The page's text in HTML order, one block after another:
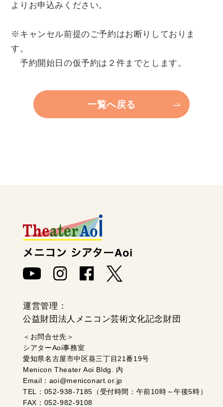
よりお申込みください。
※キャンセル前提のご予約はお断りしておりま
す。
予約開始日の仮予約は２件までとします。
一覧へ戻る
運営管理：
公益財団法人メニコン芸術文化記念財団
＜お問合せ先＞
シアターAoi事務室
愛知県名古屋市中区葵三丁目21番19号
Menicon Theater Aoi Bldg. 内
Email：aoi@meniconart.or.jp
TEL：052-938-7185（受付時間：午前10時～午後5時）
FAX：052-982-9108